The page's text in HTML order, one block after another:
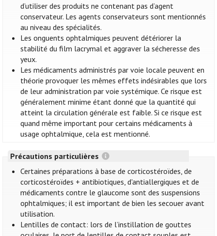
d’utiliser des produits ne contenant pas d’agent
conservateur. Les agents conservateurs sont mentionnés
au niveau des spécialités.
Les onguents ophtalmiques peuvent détériorer la
stabilité du film lacrymal et aggraver la sécheresse des
yeux.
Les médicaments administrés par voie locale peuvent en
théorie provoquer les mêmes effets indésirables que lors
de leur administration par voie systémique. Ce risque est
généralement minime étant donné que la quantité qui
atteint la circulation générale est faible. Si ce risque est
quand même important pour certains médicaments à
usage ophtalmique, cela est mentionné.
Précautions particulières
Certaines préparations à base de corticostéroïdes, de
corticostéroïdes + antibiotiques, d'antiallergiques et de
médicaments contre le glaucome sont des suspensions
ophtalmiques; il est important de bien les secouer avant
utilisation.
Lentilles de contact: lors de l’instillation de gouttes